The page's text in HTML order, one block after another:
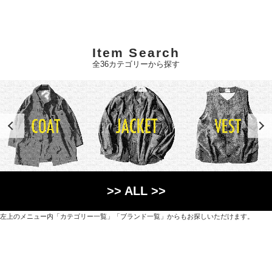
Item Search
全36カテゴリーから探す
>> ALL >>
左上のメニュー内「カテゴリー一覧」「ブランド一覧」からもお探しいただけます。